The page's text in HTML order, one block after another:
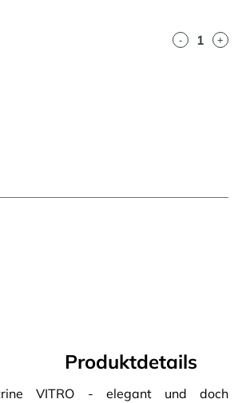
- +
Produktdetails
VITRO - elegant und doch